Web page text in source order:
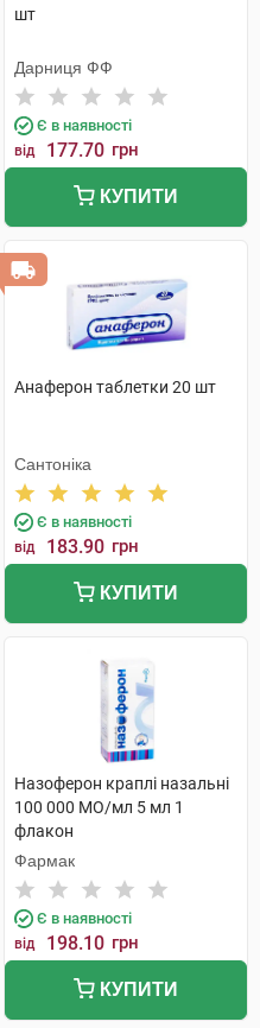
шт
Дарниця ФФ
Є в наявності
від 177.70 грн
КУПИТИ
Анаферон таблетки 20 шт
Сантоніка
Є в наявності
від 183.90 грн
КУПИТИ
Назоферон краплі назальні
100 000 МО/мл 5 мл 1
флакон
Фармак
Є в наявності
від 198.10 грн
КУПИТИ